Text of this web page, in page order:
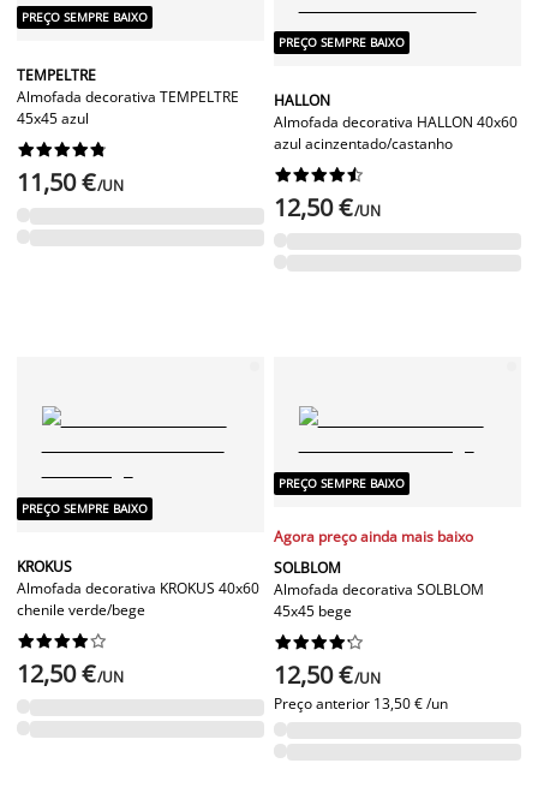
PREÇO SEMPRE BAIXO
TEMPELTRE
Almofada decorativa TEMPELTRE
45x45 azul






11,50 €/UN
PREÇO SEMPRE BAIXO
HALLON
Almofada decorativa HALLON 40x60
azul acinzentado/castanho






12,50 €/UN
PREÇO SEMPRE BAIXO
KROKUS
Almofada decorativa KROKUS 40x60
chenile verde/bege






12,50 €/UN
PREÇO SEMPRE BAIXO
Agora preço ainda mais baixo
SOLBLOM
Almofada decorativa SOLBLOM
45x45 bege






12,50 €/UN
Preço anterior 13,50 € /un